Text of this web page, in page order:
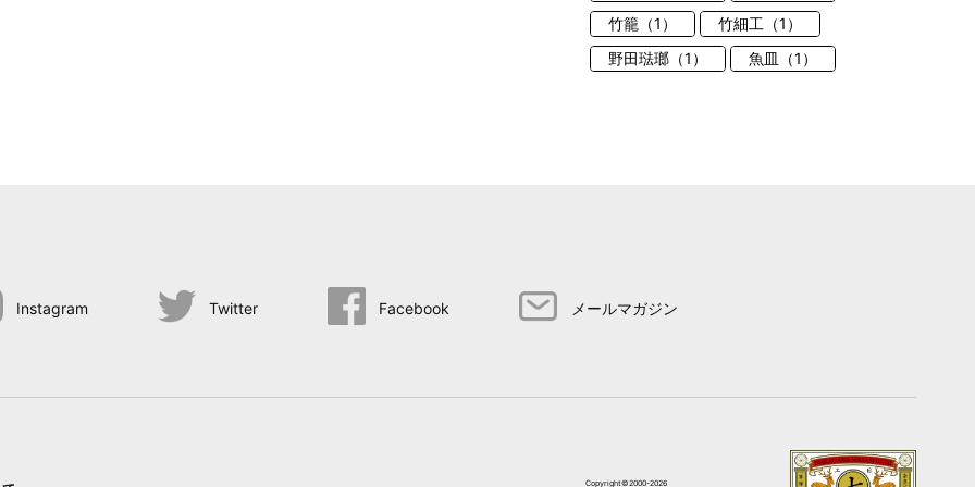
竹籠（1）
竹細工（1）
野田琺瑯（1）
魚皿（1）
Instagram Twitter Facebook メールマガジン
Copyright©2000-2026